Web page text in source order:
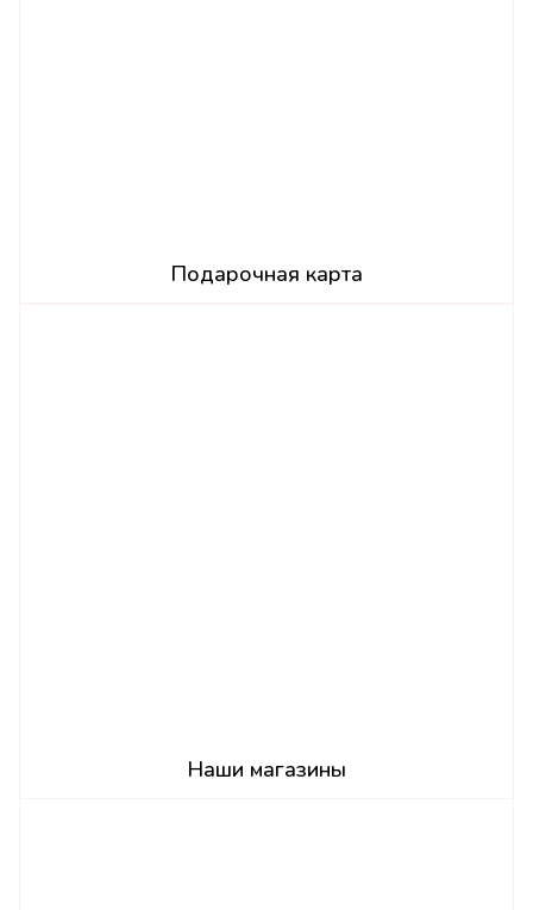
Подарочная карта
Наши магазины